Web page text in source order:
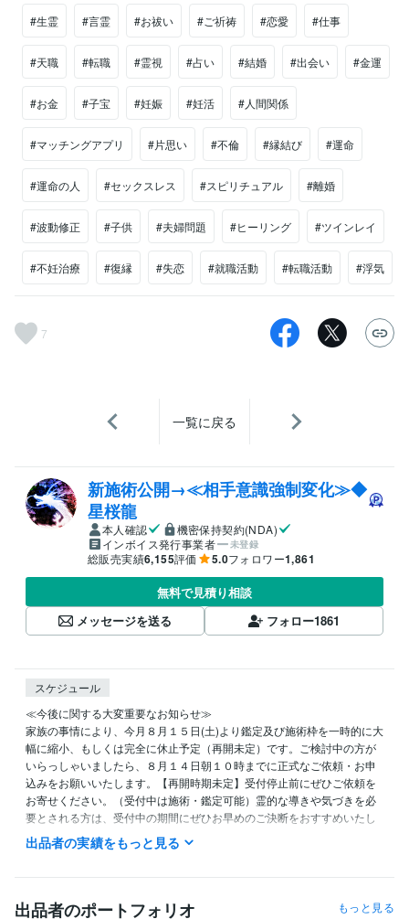
#生霊 #言霊 #お祓い #ご祈祷 #恋愛 #仕事
#天職 #転職 #霊視 #占い #結婚 #出会い #金運
#お金 #子宝 #妊娠 #妊活 #人間関係
#マッチングアプリ #片思い #不倫 #縁結び #運命
#運命の人 #セックスレス #スピリチュアル #離婚
#波動修正 #子供 #夫婦問題 #ヒーリング #ツインレイ
#不妊治療 #復縁 #失恋 #就職活動 #転職活動 #浮気
7
一覧に戻る
新施術公開→≪相手意識強制変化≫◆
星桜龍
本人確認
機密保持契約(NDA)
インボイス発行事業者
未登録
総販売実績6,155評価 5.0フォロワー1,861
無料で見積り相談
メッセージを送る
フォロー1861
スケジュール
≪今後に関する大変重要なお知らせ≫
家族の事情により、今月８月１５日(土)より鑑定及び施術枠を一時的に大
幅に縮小、もしくは完全に休止予定（再開未定）です。ご検討中の方が
いらっしゃいましたら、８月１４日朝１０時までに正式なご依頼・お申
込みをお願いいたします。【再開時期未定】受付停止前にぜひご依頼を
お寄せください。（受付中は施術・鑑定可能）霊的な導きや気づきを必
要とされる方は、受付中の期間にぜひお早めのご決断をおすすめいたし
ます。
━
出品者の実績をもっと見る
出品者のポートフォリオ もっと見る